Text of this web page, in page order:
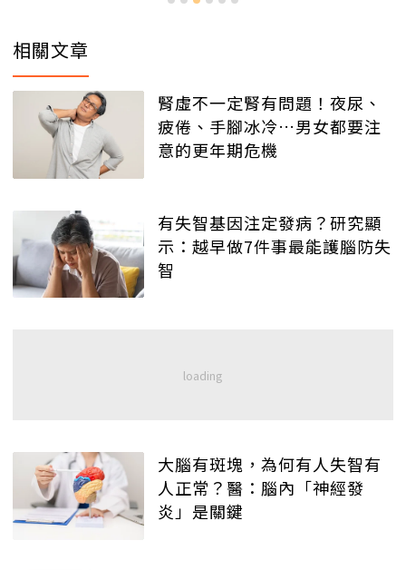
相關文章
腎虛不一定腎有問題！夜尿、
疲倦、手腳冰冷…男女都要注
意的更年期危機
有失智基因注定發病？研究顯
示：越早做7件事最能護腦防失
智
大腦有斑塊，為何有人失智有
人正常？醫：腦內「神經發
炎」是關鍵